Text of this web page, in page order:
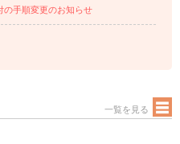
の手順変更のお知らせ
一覧を見る